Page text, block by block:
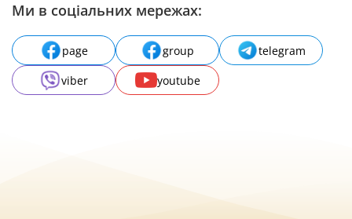
Ми в соціальних мережах:
page group
telegram
viber
youtube